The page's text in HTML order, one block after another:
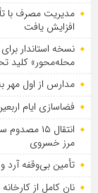
مدیریت مصرف با
افزایش یافت
نسخه استاندار
محله‌محور» کلید
مدارس از اول
فضاسازی ایام
انتقال ۱۵
مرز خسروی
تأمین بی‌وقفه آرد
نان کامل از